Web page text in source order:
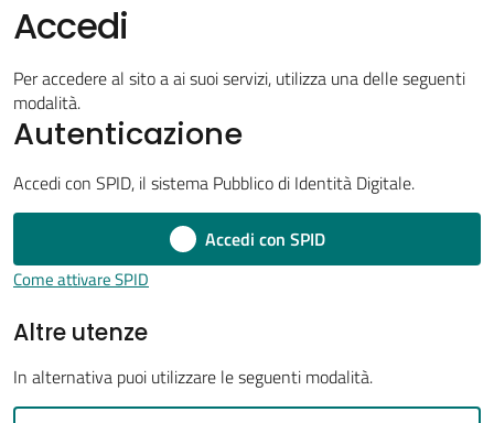
Servizi
Vivere
gli
Accedi
Per accedere al sito a ai suoi servizi, utilizza una delle seguenti
modalità.
Autenticazione
Accedi con SPID, il sistema Pubblico di Identità Digitale.
Accedi con SPID
Come attivare SPID
Altre utenze
In alternativa puoi utilizzare le seguenti modalità.